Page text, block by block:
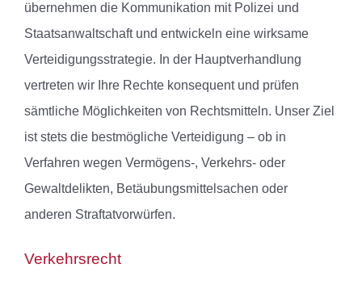
übernehmen die Kommunikation mit Polizei und
Staatsanwaltschaft und entwickeln eine wirksame
Verteidigungsstrategie. In der Hauptverhandlung
vertreten wir Ihre Rechte konsequent und prüfen
sämtliche Möglichkeiten von Rechtsmitteln. Unser Ziel
ist stets die bestmögliche Verteidigung – ob in
Verfahren wegen Vermögens-, Verkehrs- oder
Gewaltdelikten, Betäubungsmittelsachen oder
anderen Straftatvorwürfen.
Verkehrsrecht